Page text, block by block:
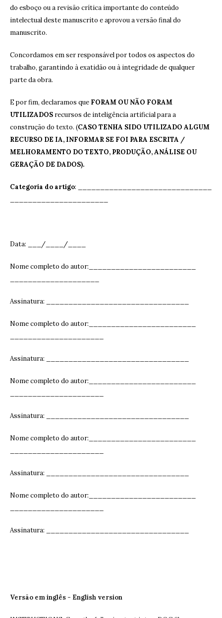
do esboço ou a revisão crítica importante do conteúdo
intelectual deste manuscrito e aprovou a versão final do
manuscrito.
Concordamos em ser responsável por todos os aspectos do
trabalho, garantindo à exatidão ou à integridade de qualquer
parte da obra.
E por fim, declaramos que FORAM OU NÃO FORAM
UTILIZADOS recursos de inteligência artificial para a
construção do texto. (CASO TENHA SIDO UTILIZADO ALGUM
RECURSO DE IA, INFORMAR SE FOI PARA ESCRITA /
MELHORAMENTO DO TEXTO, PRODUÇÃO, ANÁLISE OU
GERAÇÃO DE DADOS).
Categoria do artigo: ______________________________
Data: ___/____/____
Nome completo do autor:________________________
Assinatura: ______________________________
Nome completo do autor:________________________
Assinatura: ______________________________
Nome completo do autor:________________________
Assinatura: ______________________________
Nome completo do autor:________________________
Assinatura: ______________________________
Nome completo do autor:________________________
Assinatura: ______________________________
Versão em inglês - English version